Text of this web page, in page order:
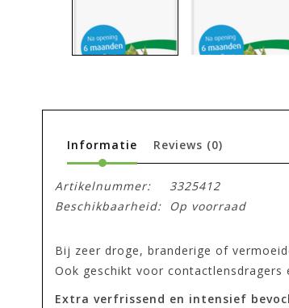
Informatie Reviews (0)
Artikelnummer:
3325412
Beschikbaarheid:
Op voorraad
Bij zeer droge, branderige of
Ook geschikt voor contactlensdragers
Extra verfrissend en intensief